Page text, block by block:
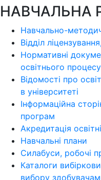
НАВЧАЛЬНА
Навчально-
Відділ
Нормативні
освітнього процесу
Відомості про
в університеті
Інформаційна
програм
Акредитація
Навчальні плани
Силабуси, робочі
Каталоги
вибору